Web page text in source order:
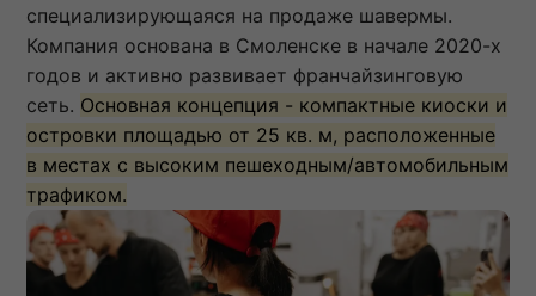
специализирующаяся на продаже шавермы.
Компания основана в Смоленске в начале 2020-х
годов и активно развивает франчайзинговую
сеть. Основная концепция - компактные киоски и
островки площадью от 25 кв. м, расположенные
в местах с высоким пешеходным/автомобильным
трафиком.